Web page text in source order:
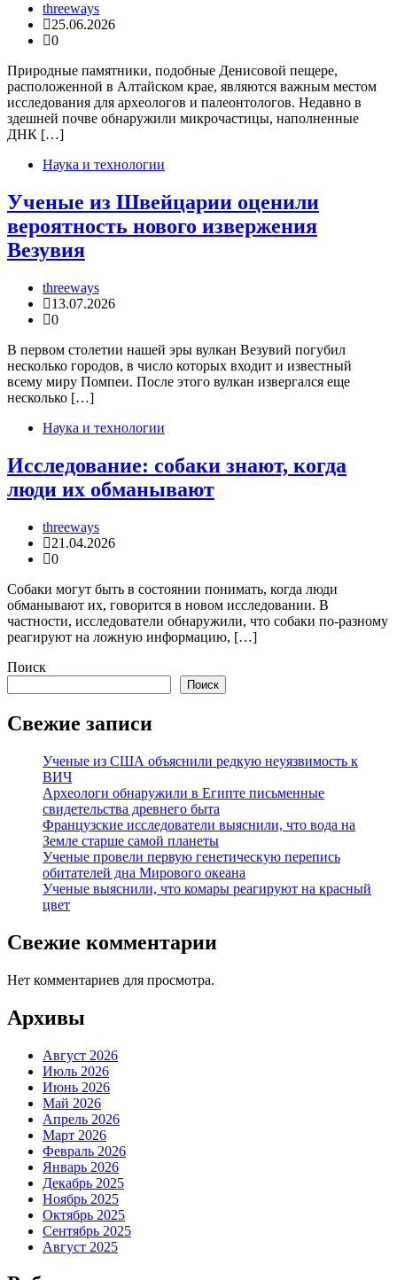
threeways
25.06.2026
0
Природные памятники, подобные Денисовой пещере,
расположенной в Алтайском крае, являются важным местом
исследования для археологов и палеонтологов. Недавно в
здешней почве обнаружили микрочастицы, наполненные
ДНК […]
Наука и технологии
Ученые из Швейцарии оценили
вероятность нового извержения
Везувия
threeways
13.07.2026
0
В первом столетии нашей эры вулкан Везувий погубил
несколько городов, в число которых входит и известный
всему миру Помпеи. После этого вулкан извергался еще
несколько […]
Наука и технологии
Исследование: собаки знают, когда
люди их обманывают
threeways
21.04.2026
0
Собаки могут быть в состоянии понимать, когда люди
обманывают их, говорится в новом исследовании. В
частности, исследователи обнаружили, что собаки по-разному
реагируют на ложную информацию, […]
Поиск
Поиск
Свежие записи
Ученые из США объяснили редкую неуязвимость к
ВИЧ
Археологи обнаружили в Египте письменные
свидетельства древнего быта
Французские исследователи выяснили, что вода на
Земле старше самой планеты
Ученые провели первую генетическую перепись
обитателей дна Мирового океана
Ученые выяснили, что комары реагируют на красный
цвет
Свежие комментарии
Нет комментариев для просмотра.
Архивы
Август 2026
Июль 2026
Июнь 2026
Май 2026
Апрель 2026
Март 2026
Февраль 2026
Январь 2026
Декабрь 2025
Ноябрь 2025
Октябрь 2025
Сентябрь 2025
Август 2025